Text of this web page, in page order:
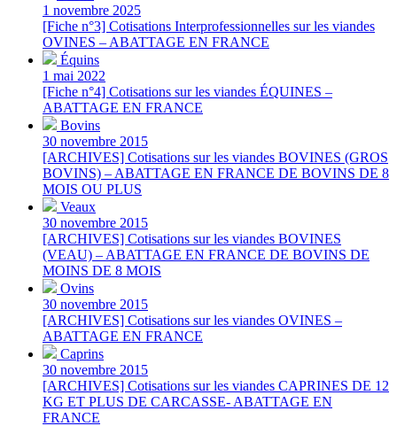
1 novembre 2025
[Fiche n°3] Cotisations Interprofessionnelles sur les viandes
OVINES – ABATTAGE EN FRANCE
Équins
1 mai 2022
[Fiche n°4] Cotisations sur les viandes ÉQUINES –
ABATTAGE EN FRANCE
Bovins
30 novembre 2015
[ARCHIVES] Cotisations sur les viandes BOVINES (GROS
BOVINS) – ABATTAGE EN FRANCE DE BOVINS DE 8
MOIS OU PLUS
Veaux
30 novembre 2015
[ARCHIVES] Cotisations sur les viandes BOVINES
(VEAU) – ABATTAGE EN FRANCE DE BOVINS DE
MOINS DE 8 MOIS
Ovins
30 novembre 2015
[ARCHIVES] Cotisations sur les viandes OVINES –
ABATTAGE EN FRANCE
Caprins
30 novembre 2015
[ARCHIVES] Cotisations sur les viandes CAPRINES DE 12
KG ET PLUS DE CARCASSE- ABATTAGE EN
FRANCE